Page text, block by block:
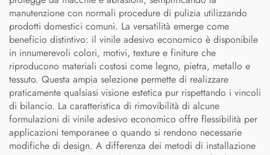
manutenzione con normali procedure di pulizia utilizzando
prodotti domestici comuni. La versatilità emerge come
beneficio distintivo: il vinile adesivo economico è disponibile
in innumerevoli colori, motivi, texture e finiture che
riproducono materiali costosi come legno, pietra, metallo e
tessuto. Questa ampia selezione permette di realizzare
praticamente qualsiasi visione estetica pur rispettando i vincoli
di bilancio. La caratteristica di rimovibilità di alcune
formulazioni di vinile adesivo economico offre flessibilità per
applicazioni temporanee o quando si rendono necessarie
modifiche di design. A differenza dei metodi di installazione